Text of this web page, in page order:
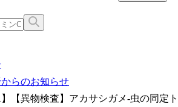
らのお知らせ
】【異物検査】アカサシガメ-虫の同定ト